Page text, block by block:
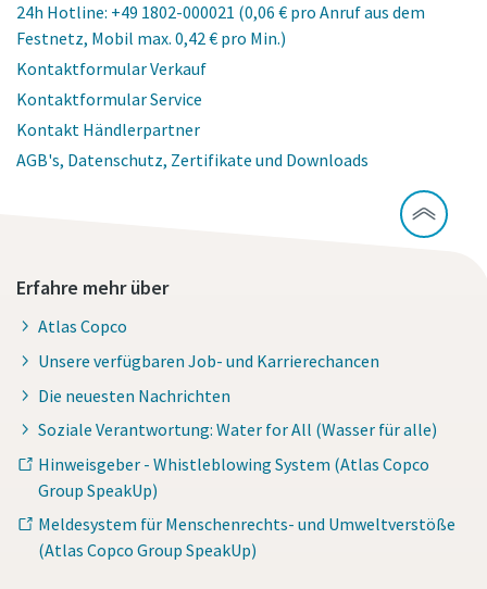
24h Hotline: +49 1802-000021 (0,06 € pro Anruf aus dem
Festnetz, Mobil max. 0,42 € pro Min.)
Kontaktformular Verkauf
Kontaktformular Service
Kontakt Händlerpartner
AGB's, Datenschutz, Zertifikate und Downloads
Erfahre mehr über
Atlas Copco
Unsere verfügbaren Job- und Karrierechancen
Die neuesten Nachrichten
Soziale Verantwortung: Water for All (Wasser für alle)
Hinweisgeber - Whistleblowing System (Atlas Copco
Group SpeakUp)
Meldesystem für Menschenrechts- und Umweltverstöße
(Atlas Copco Group SpeakUp)